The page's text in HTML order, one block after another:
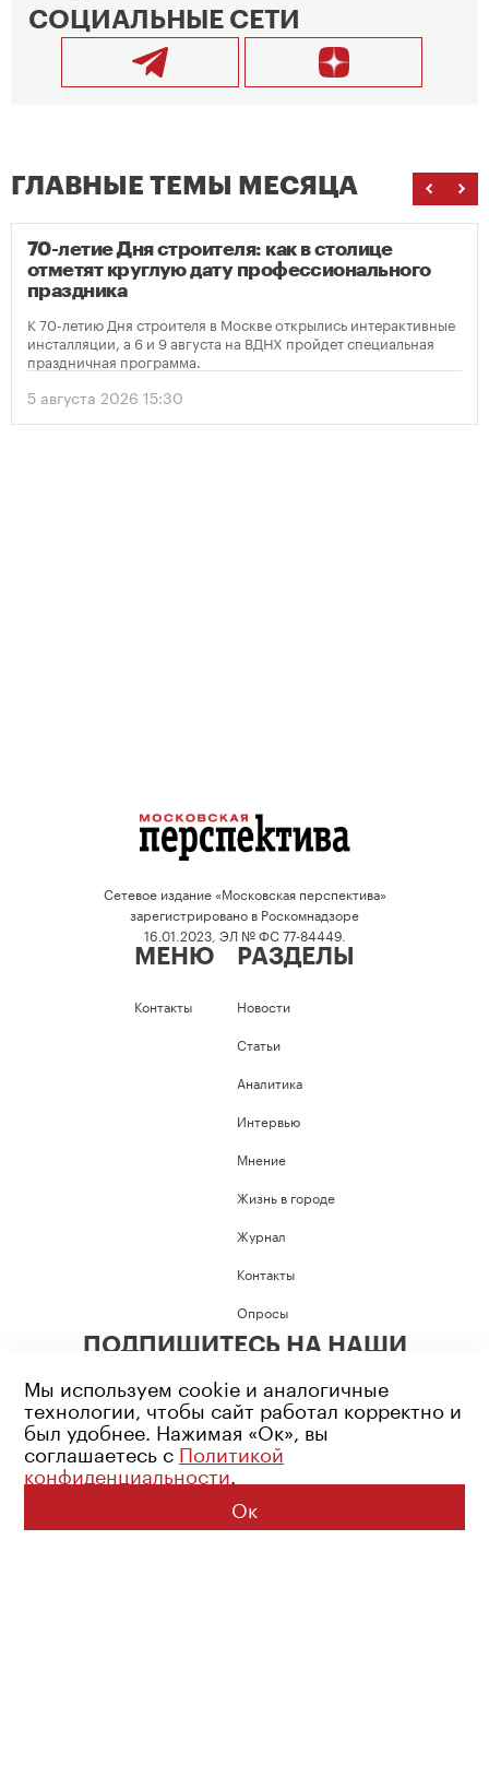
СОЦИАЛЬНЫЕ СЕТИ
ГЛАВНЫЕ ТЕМЫ МЕСЯЦА
70-летие Дня строителя: как в столице
отметят круглую дату профессионального
праздника
К 70-летию Дня строителя в Москве открылись интерактивные
инсталляции, а 6 и 9 августа на ВДНХ пройдет специальная
праздничная программа.
5 августа 2026 15:30
Сетевое издание «Московская перспектива»
зарегистрировано в Роскомнадзоре
16.01.2023, ЭЛ № ФС 77-84449.
МЕНЮ
Контакты
РАЗДЕЛЫ
Новости
Статьи
Аналитика
Интервью
Мнение
Жизнь в городе
Журнал
Контакты
Опросы
ПОДПИШИТЕСЬ НА НАШИ
Возрастное ограничение: 16+
Политика конфиденциальности
© 2026 Все права защищены
Мы используем cookie и аналогичные
технологии, чтобы сайт работал корректно и
был удобнее. Нажимая «Ок», вы
соглашаетесь с Политикой
конфиденциальности.
Ок